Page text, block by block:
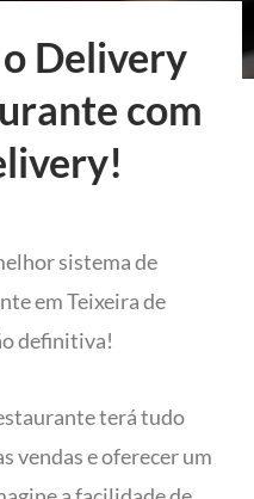
Delivery
com
sistema de
em Teixeira de
definitiva!
terá tudo
vendas e oferecer um